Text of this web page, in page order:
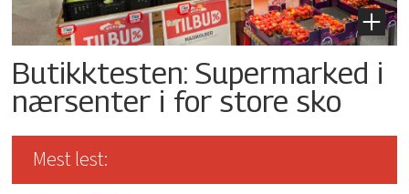
Butikktesten: Supermarked i
nærsenter i for store sko
Mest lest: